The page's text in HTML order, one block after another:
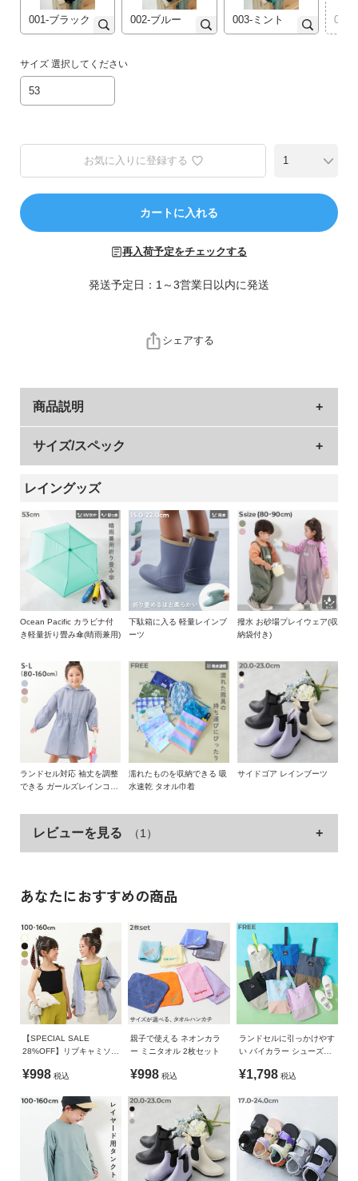
新
作
す
集
か
コ
ム
ド・
ル
デ
ロ
ッ
ク
に
つ
い
買
い
よ
く
あ
る
FOLLOW
001-ブラック 002-ブルー 003-ミント 004-
サイズ 選択してください
53
お気に入りに登録する
カートに入れる
再入荷予定をチェックする
発送予定日：1～3営業日以内に発送
シェアする
商品説明
突然の雨が増える夏にかけて準備しておきたい、折り
畳み傘。
晴れの日にもうれしい"遮熱効果"や"UVカット"など機能性も兼
ね備えているので、日傘としても役立ちます。
お子さま1人でも持ちやすい、軽量で丈夫なグラスファイバー
の骨を使用したのもポイント。
回転式のカラナビ付きで、鞄や机のフックに引っ掛けられる仕
様も魅力。
これからの季節、1人1本は持っておきたいアイテムです。
・表面に撥水加工を施しているので、水を弾きやすくなってい
・紫外線遮蔽率90%以上
・遮光率99%以上
・遮熱効果あり
サイズ/スペック
サイズ 傘骨 長さ
53cm
53 29 200
»サイズガイド
生産国
CHINA
レイングッズ
Ocean Pacific カラビナ付
き軽量折り畳み傘(晴雨兼用)
下駄箱に入る 軽量レインブ
ーツ
撥水 お砂場プレイウェア(収
納袋付き)
ランドセル対応 袖丈を調整
できる ガールズレインコー
濡れたものを収納できる 吸
水速乾 タオル巾着
サイドゴア レインブーツ
レビューを見る （1）
あなたにおすすめの商品
【SPECIAL SALE
28%OFF】リブキャミソー
¥998 税込
親子で使える ネオンカラ
ー ミニタオル 2枚セット
¥998 税込
ランドセルに引っかけやす
い バイカラー シューズバ
¥1,798 税込